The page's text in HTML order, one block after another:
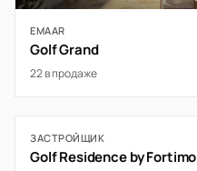
EMAAR
Golf Grand
22 в продаже
ЗАСТРОЙЩИК
Golf Residence by Fortimo